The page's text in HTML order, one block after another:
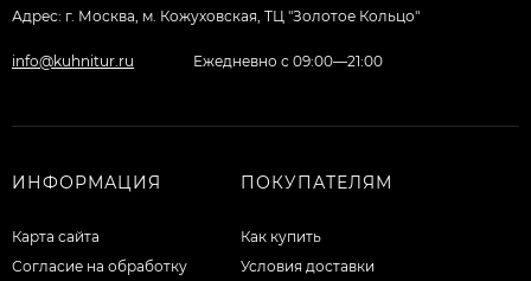
Адрес: г. Москва, м. Кожуховская, ТЦ "Золотое Кольцо"
info@kuhnitur.ru Ежедневно с 09:00—21:00
ИНФОРМАЦИЯ
Карта сайта
Согласие на обработку
ПОКУПАТЕЛЯМ
Как купить
Условия доставки